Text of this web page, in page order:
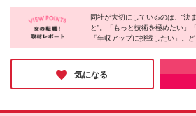
合った正当な評価と報酬
きながら、旅行や美味しい
2回(昨年度実績3.5ヶ月分)+各種手当
しっかり還元！＞ 当社で
額や諸経費を見える化。 顧客から評価される契約金
「前職では見えなかった評
「頑張りが数字で見える」
システムが好評です♪ ※経験・スキルを考慮して決定
「引っ越したくない」「
ったご希望をぜひ教えてください♪ ★家
時間にもやさしい社宅制
中・大阪エリア） 駅チカ
で入居できる社宅制度を
と軽くなる上に、通勤時間
の送迎や自分時間にゆとり
同社が大切にしているのは、“決
と”。「もっと技術を極めたい」
「年収アップに挑戦したい」。
してくれるのが同社の特徴。実
アからも「ここまで自分の事情
て」という声があがっています
く”選べる環境で、あなたの理想
気になる